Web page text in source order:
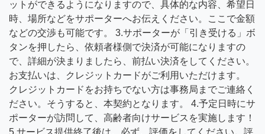
ットができるようになりますので、具体的な内容、希望日
時、場所などをサポーターへお伝えください。ここで金額
などの交渉も可能です。 3.サポーターが「引き受ける」ボ
タンを押したら、依頼者様側で決済が可能になりますの
で、詳細が決まりましたら、前払い決済をしてください。
お支払いは、クレジットカードがご利用いただけます。
クレジットカードをお持ちでない方は事務局までご連絡く
ださい。そうすると、本契約となります。 4.予定日時にサ
ポーターが訪問して、高齢者向けサービスを実施します！